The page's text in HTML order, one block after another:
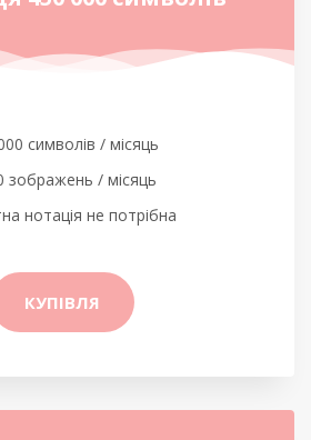
символів / місяць
зображень / місяць
нотація не потрібна
КУПІВЛЯ